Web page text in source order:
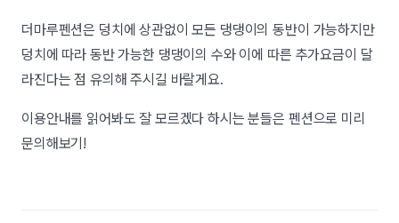
더마루펜션은 덩치에 상관없이 모든 댕댕이의 동반이 가능하지만
덩치에 따라 동반 가능한 댕댕이의 수와 이에 따른 추가요금이 달
라진다는 점 유의해 주시길 바랄게요.
이용안내를 읽어봐도 잘 모르겠다 하시는 분들은 펜션으로 미리
문의해보기!